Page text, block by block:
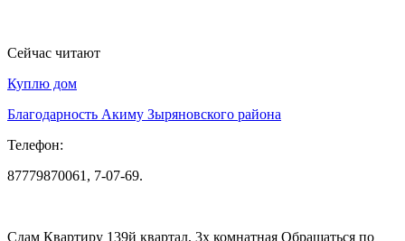
Сейчас читают
Куплю дом
Благодарность Акиму Зыряновского района
Телефон:
87779870061, 7-07-69.
Сдам Квартиру 139й квартал, 3х комнатная Обращаться по